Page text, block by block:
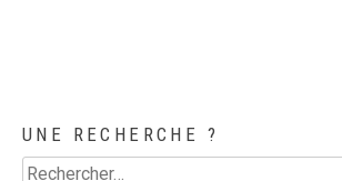
UNE RECHERCHE ?
Rechercher :